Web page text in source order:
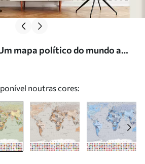
mapa político do mundo a
em polaco Nr. c00004plv1
noutras cores: